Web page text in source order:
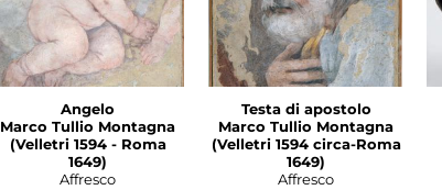
Angelo
Marco Tullio Montagna
(Velletri 1594 - Roma
1649)
Affresco
Testa di apostolo
Marco Tullio Montagna
(Velletri 1594 circa-Roma
1649)
Affresco